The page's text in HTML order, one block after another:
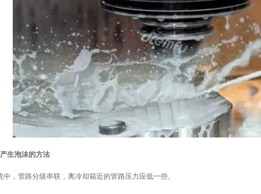
生泡沫的方法
中，管路分级串联，离冷却箱近的管路压力应低一些。